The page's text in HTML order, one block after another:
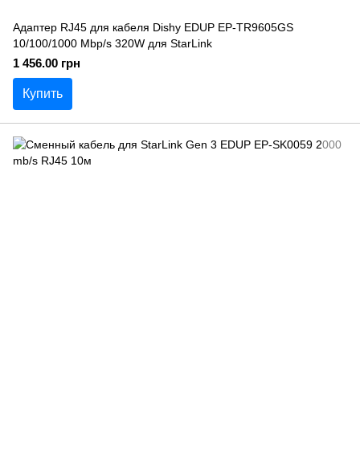
Адаптер RJ45 для кабеля Dishy EDUP EP-TR9605GS
10/100/1000 Mbp/s 320W для StarLink
1 456.00 грн
Купить